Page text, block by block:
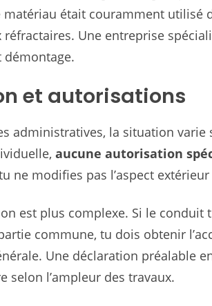
matériau était couramment utilisé
Une entreprise
démontage.
et autorisations
administratives, la situation varie
aucune autorisation
ne modifies pas l’aspect
est plus complexe. Si le conduit
commune, tu dois obtenir
Une déclaration préalable
selon l’ampleur des travaux.